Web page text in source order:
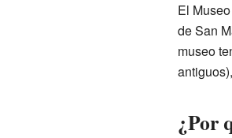
El
de San
museo
¿Por